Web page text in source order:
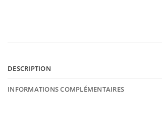
DESCRIPTION
INFORMATIONS COMPLÉMENTAIRES